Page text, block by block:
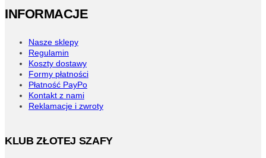
INFORMACJE
Nasze sklepy
Regulamin
Koszty dostawy
Formy płatności
Płatność PayPo
Kontakt z nami
Reklamacje i zwroty
KLUB ZŁOTEJ SZAFY